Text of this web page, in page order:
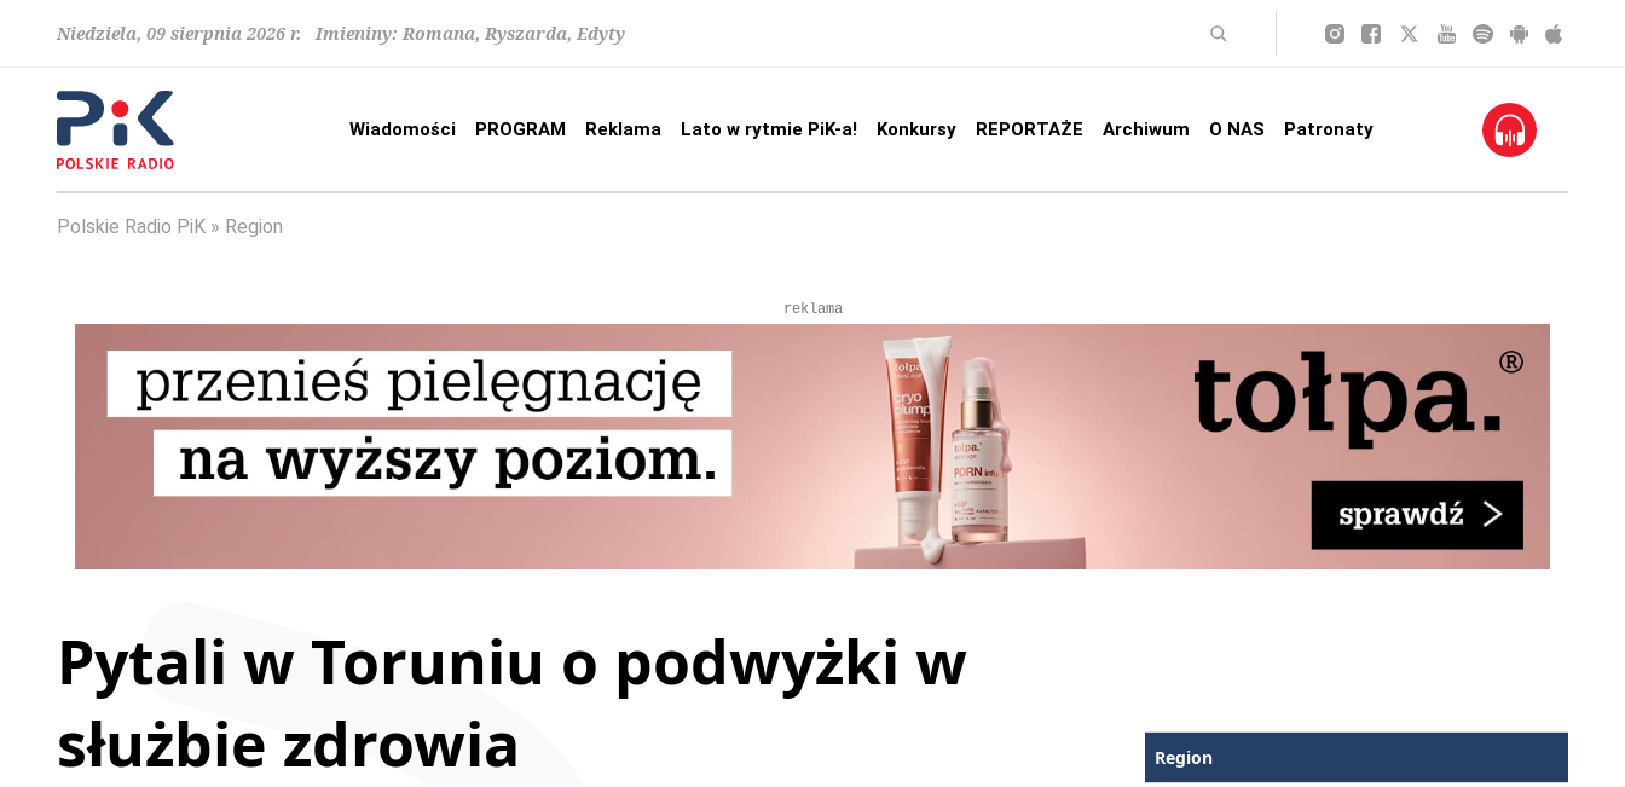
Niedziela, 09 sierpnia 2026 r. Imieniny: Romana, Ryszarda, Edyty
Wiadomości PROGRAM Reklama Lato w rytmie PiK-a! Konkursy REPORTAŻE Archiwum O NAS Patronaty
Polskie Radio PiK Region
reklama
Pytali w Toruniu o podwyżki w
służbie zdrowia
Region